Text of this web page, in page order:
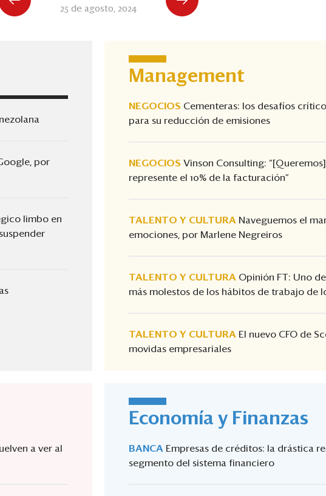
25 de agosto, 2024
por
limbo en
Management
NEGOCIOS Cementeras: los desafíos
para su reducción de emisiones
NEGOCIOS Vinson Consulting:
represente el 10% de la facturación”
TALENTO Y CULTURA Naveguemos el
emociones, por Marlene Negreiros
TALENTO Y CULTURA Opinión FT: Uno
más molestos de los hábitos de trabajo de
TALENTO Y CULTURA El nuevo CFO de
movidas empresariales
a ver al
Economía y Finanzas
BANCA Empresas de créditos: la drástica
segmento del sistema financiero